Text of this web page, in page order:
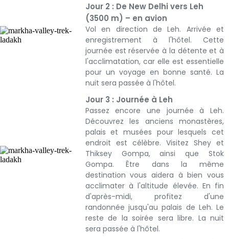
Jour 2 : De New Delhi vers Leh
(3500 m) – en avion
Vol en direction de Leh. Arrivée et
enregistrement à l'hôtel. Cette
journée est réservée à la détente et à
l'acclimatation, car elle est essentielle
pour un voyage en bonne santé. La
nuit sera passée à l'hôtel.
Jour 3 : Journée à Leh
Passez encore une journée à Leh.
Découvrez les anciens monastères,
palais et musées pour lesquels cet
endroit est célèbre. Visitez Shey et
Thiksey Gompa, ainsi que Stok
Gompa. Être dans la même
destination vous aidera à bien vous
acclimater à l'altitude élevée. En fin
d'après-midi, profitez d'une
randonnée jusqu'au palais de Leh. Le
reste de la soirée sera libre. La nuit
sera passée à l'hôtel.